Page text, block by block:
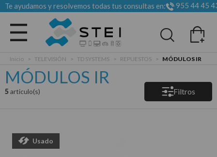
Te ayudamos y resolvemos todas tus consultas en: 955 44 45
Todas las categorias
Inicio > TELEVISIÓN > TD SYSTEMS > REPUESTOS > MÓDULOS IR
MÓDULOS IR
5 articulo(s) Filtros
Usado